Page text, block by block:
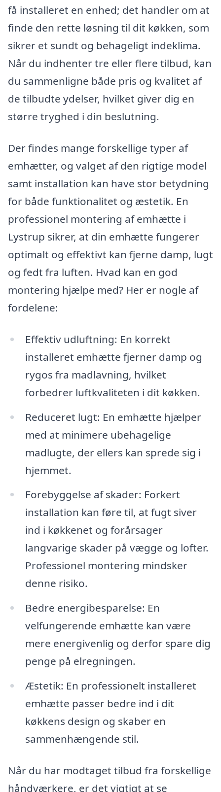
få installeret en enhed; det handler om at
finde den rette løsning til dit køkken, som
sikrer et sundt og behageligt indeklima.
Når du indhenter tre eller flere tilbud, kan
du sammenligne både pris og kvalitet af
de tilbudte ydelser, hvilket giver dig en
større tryghed i din beslutning.
Der findes mange forskellige typer af
emhætter, og valget af den rigtige model
samt installation kan have stor betydning
for både funktionalitet og æstetik. En
professionel montering af emhætte i
Lystrup sikrer, at din emhætte fungerer
optimalt og effektivt kan fjerne damp, lugt
og fedt fra luften. Hvad kan en god
montering hjælpe med? Her er nogle af
fordelene:
Effektiv udluftning: En korrekt
installeret emhætte fjerner damp og
rygos fra madlavning, hvilket
forbedrer luftkvaliteten i dit køkken.
Reduceret lugt: En emhætte hjælper
med at minimere ubehagelige
madlugte, der ellers kan sprede sig i
hjemmet.
Forebyggelse af skader: Forkert
installation kan føre til, at fugt siver
ind i køkkenet og forårsager
langvarige skader på vægge og lofter.
Professionel montering mindsker
denne risiko.
Bedre energibesparelse: En
velfungerende emhætte kan være
mere energivenlig og derfor spare dig
penge på elregningen.
Æstetik: En professionelt installeret
emhætte passer bedre ind i dit
køkkens design og skaber en
sammenhængende stil.
Når du har modtaget tilbud fra forskellige
håndværkere, er det vigtigt at se